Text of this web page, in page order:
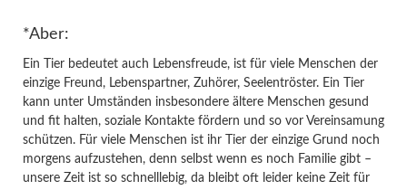
*Aber:
Ein Tier bedeutet auch Lebensfreude, ist für viele Menschen der
einzige Freund, Lebenspartner, Zuhörer, Seelentröster. Ein Tier
kann unter Umständen insbesondere ältere Menschen gesund
und fit halten, soziale Kontakte fördern und so vor Vereinsamung
schützen. Für viele Menschen ist ihr Tier der einzige Grund noch
morgens aufzustehen, denn selbst wenn es noch Familie gibt –
unsere Zeit ist so schnelllebig, da bleibt oft leider keine Zeit für